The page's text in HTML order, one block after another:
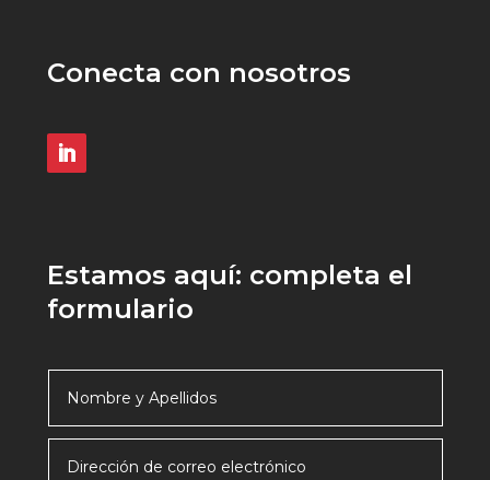
Conecta con nosotros
Estamos aquí: completa el
formulario